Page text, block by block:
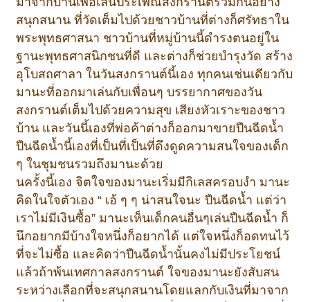
สนุกสนาน ที่วัดเต็มไปด้วยชาวบ้านที่ต่างก็ศรัทธาใน
พระพุทธศาสนา ชาวบ้านที่หมู่บ้านนี้ดำรงตนอยู่ใน
ฐานะพุทธศาสนิกชนที่ดี และต่างก็ช่วยบำรุงวัด สร้าง
อุโบสถศาลา ในวันสงกรานต์นี้เอง ทุกคนเช่นเดียวกับ
มานะที่ออกมาเล่นกับเพื่อนๆ บรรยากาศของวัน
สงกรานต์เต็มไปด้วยความสุข เสียงหัวเราะของชาว
บ้าน และวันนี้เองที่พ่อค้าต่างก็ออกมาขายปืนฉีดน้ำ
ปืนฉีดน้ำนี้เองที่เป็นที่เป็นที่ดึงดูดความสนใจของเด็ก
ๆ ในชุมชนรวมถึงมานะด้วย
นครั้งนี้เอง จิตใจของมานะเริ่มมีกิเลสครอบงำ มานะ
คิดในใจตัวเอง “ เอ้ ๆ ๆ น่าสนใจนะ ปืนฉีดน้ำ แต่ว่า
เราไม่มีเงินซื้อ” มานะเห็นเด็กคนอื่นๆเล่นปืนฉีดน้ำ ก็
นึกอยากมีบ้างใจหนึ่งก็อยากได้ แต่ใจหนึ่งก็อดทนไว้
ที่จะไม่ซื้อ และคิดว่าปืนฉีดน้ำนั้นคงไม่มีประโยชน์
แล้วถ้าพ้นเทศกาลสงกรานต์ ใจของมานะยังสับสน
ระหว่างเลือกที่จะสนุกสนานโดยแลกกับเงินที่มาจาก